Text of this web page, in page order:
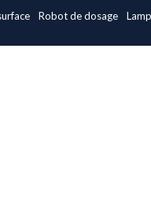
Robot de dosage